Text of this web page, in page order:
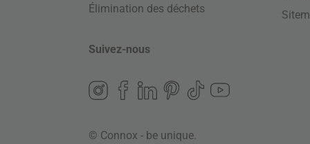
Élimination des déchets
Suivez-nous
© Connox - be unique.